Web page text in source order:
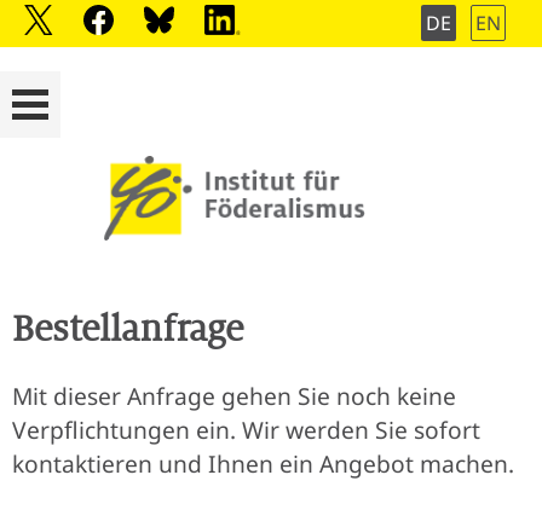
DE EN
Bestellanfrage
Mit dieser Anfrage gehen Sie noch keine
Verpflichtungen ein. Wir werden Sie sofort
kontaktieren und Ihnen ein Angebot machen.